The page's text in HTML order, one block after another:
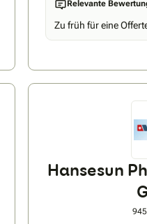
Schweizer
Photovoltaikanlagen
sorglosen Zugang zu
nachhaltige und
Relevante
Zu früh für eine
Hansesun